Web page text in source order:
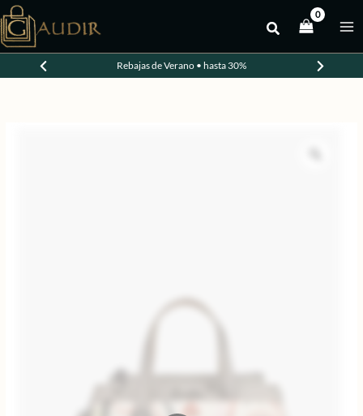
al
contenido
Rebajas de Verano • hasta 30%
-20%